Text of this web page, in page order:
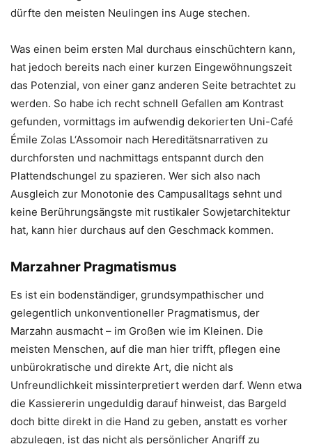
dürfte den meisten Neulingen ins Auge stechen.
Was einen beim ersten Mal durchaus einschüchtern kann,
hat jedoch bereits nach einer kurzen Eingewöhnungszeit
das Potenzial, von einer ganz anderen Seite betrachtet zu
werden. So habe ich recht schnell Gefallen am Kontrast
gefunden, vormittags im aufwendig dekorierten Uni-Café
Émile Zolas L‘Assomoir nach Hereditätsnarrativen zu
durchforsten und nachmittags entspannt durch den
Plattendschungel zu spazieren. Wer sich also nach
Ausgleich zur Monotonie des Campusalltags sehnt und
keine Berührungsängste mit rustikaler Sowjetarchitektur
hat, kann hier durchaus auf den Geschmack kommen.
Marzahner Pragmatismus
Es ist ein bodenständiger, grundsympathischer und
gelegentlich unkonventioneller Pragmatismus, der
Marzahn ausmacht – im Großen wie im Kleinen. Die
meisten Menschen, auf die man hier trifft, pflegen eine
unbürokratische und direkte Art, die nicht als
Unfreundlichkeit missinterpretiert werden darf. Wenn etwa
die Kassiererin ungeduldig darauf hinweist, das Bargeld
doch bitte direkt in die Hand zu geben, anstatt es vorher
abzulegen, ist das nicht als persönlicher Angriff zu